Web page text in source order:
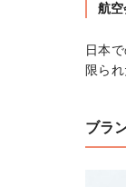
航空
日本
限ら
ブラ